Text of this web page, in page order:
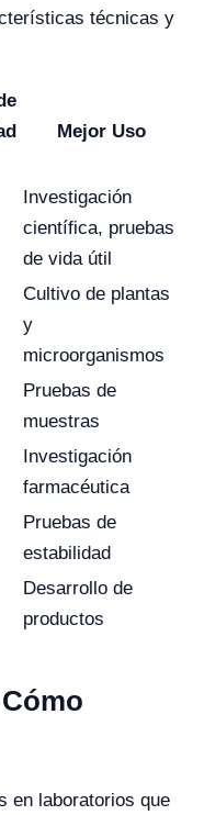
técnicas y
Mejor Uso
Investigación
científica, pruebas
de vida útil
Cultivo de plantas
y
microorganismos
Pruebas de
muestras
Investigación
farmacéutica
Pruebas de
estabilidad
Desarrollo de
productos
en laboratorios que